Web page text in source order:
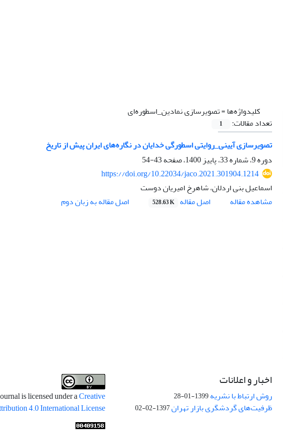
کلیدواژه‌ها =تصویرسازی نمادین_اسطوره‌ای
تعداد مقالات:
1
تصویرسازی آیینی_روایتی اسطورگی خدایان در نگاره‌های ایران پیش از تاریخ
دوره 9، شماره 33، پاییز 1400، صفحه
43-54
https://doi.org/10.22034/jaco.2021.301904.1214
اسماعیل بنی اردلان، شاهرخ امیریان دوست
مشاهده مقاله
اصل مقاله 528.63 K اصل مقاله به زبان دوم
اخبار و اعلانات
روش ارتباط با نشریه1399-01-28
ظرفیت‌های گردشگری بازار تهران1397-02-02
is licensed under aCreative
4.0 International License